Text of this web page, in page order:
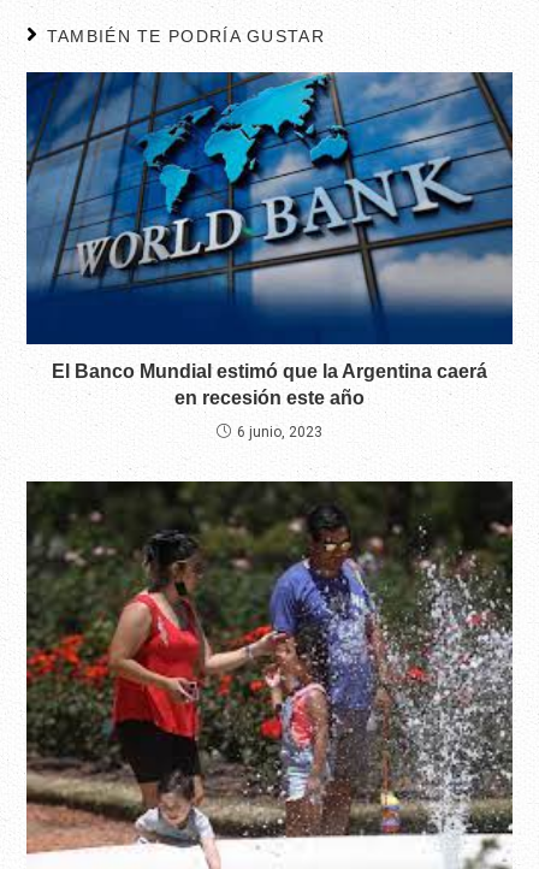
TAMBIÉN TE PODRÍA GUSTAR
El Banco Mundial estimó que la Argentina caerá
en recesión este año
6 junio, 2023